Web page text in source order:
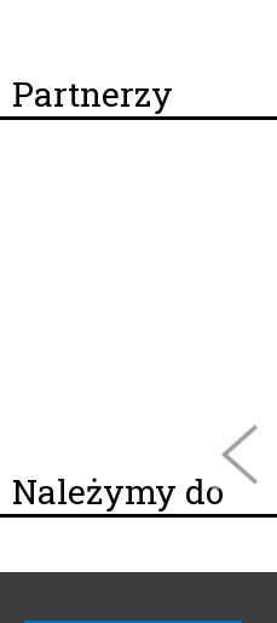
Partnerzy
Należymy do